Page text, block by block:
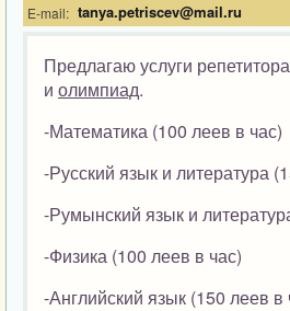
E-mail: tanya.petriscev@mail.ru
Предлагаю услуги
и олимпиад.
-Математика (100 леев в час)
-Русский язык и литература
-Румынский язык и
-Физика (100 леев в час)
-Английский язык (150 леев в